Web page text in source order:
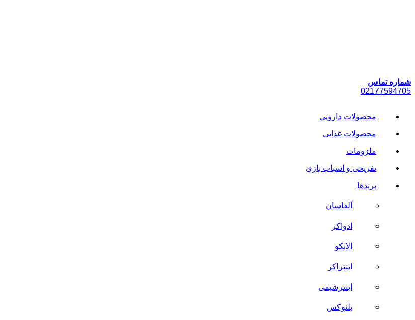
شماره تماس
02177594705
محصولات دارویی
محصولات غذایی
ملزومات
تفریحی و اسباب بازی
برندها
آلفاسان
ادواکر
الانکو
اینتراکر
اینترشیمی
بلنوکس